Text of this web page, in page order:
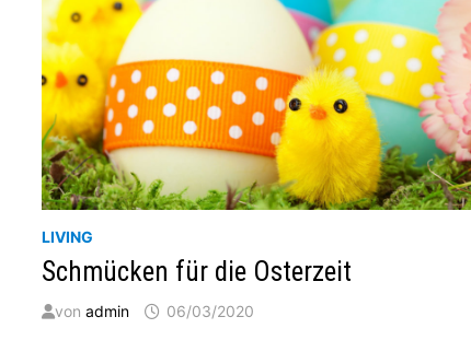
LIVING
Schmücken für die Osterzeit
vonadmin 06/03/2020